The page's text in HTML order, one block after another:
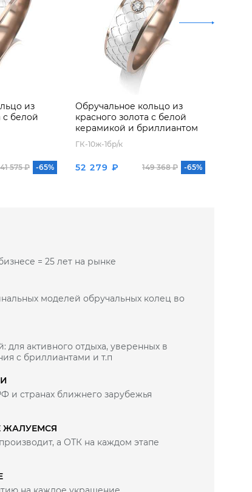
из
с белой
575 ₽ -65%
Обручальное кольцо из
красного золота с белой
керамикой и бриллиантом
ГК-10ж-1бр/к
52 279 ₽ 149 368 ₽ -65%
= 25 лет на рынке
моделей обручальных колец во
для активного отдыха, уверенных в
с бриллиантами и т.п
и странах ближнего зарубежья
ЖАЛУЕМСЯ
а ОТК на каждом этапе